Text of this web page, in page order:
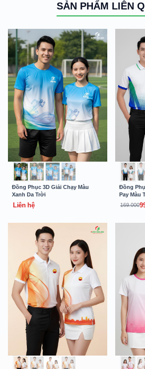
SẢN PHẨM LIÊN
Đồng Phục 3D Giải Chạy Màu
Xanh Da Trời
Liên hệ
Đồng
Pay Màu
169.000